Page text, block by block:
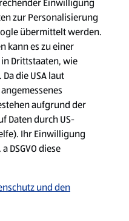
try refreshing
zur Personalisierung
übermittelt werden.
kann es zu einer
Drittstaaten, wie
die USA laut
aufgrund der
Daten durch US-
Ihr Einwilligung
DSGVO diese
und den